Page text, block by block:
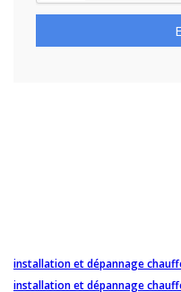
installation et dépannage
installation et dépannage